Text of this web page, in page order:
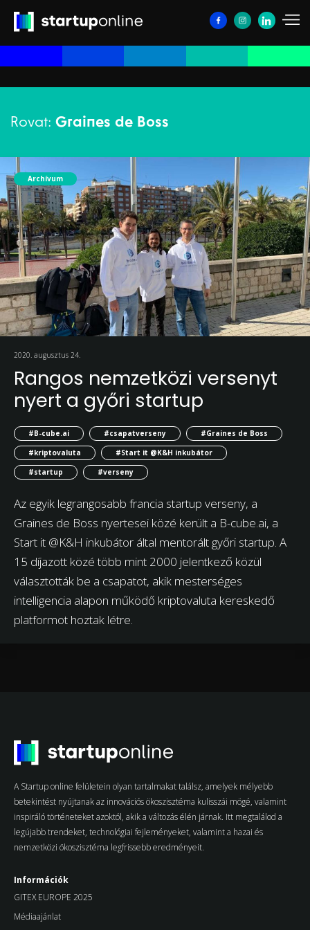
Rovat: Graines de Boss
Archívum
2020. augusztus 24.
Rangos nemzetközi versenyt
nyert a győri startup
#B-cube.ai #csapatverseny
#Graines de Boss
#kriptovaluta
#Start it @K&H inkubátor
#startup
#verseny
Az egyik legrangosabb francia startup verseny, a
Graines de Boss nyertesei közé került a B-cube.ai, a
Start it @K&H inkubátor által mentorált győri startup. A
15 díjazott közé több mint 2000 jelentkező közül
választották be a csapatot, akik mesterséges
intelligencia alapon működő kriptovaluta kereskedő
platformot hoztak létre.
A Startup online felületein olyan tartalmakat találsz, amelyek mélyebb
betekintést nyújtanak az innovációs ökoszisztéma kulisszái mögé, valamint
inspiráló történeteket azoktól, akik a változás élén járnak. Itt megtalálod a
legújabb trendeket, technológiai fejleményeket, valamint a hazai és
nemzetközi ökoszisztéma legfrissebb eredményeit.
Információk
GITEX EUROPE 2025
Médiaajánlat